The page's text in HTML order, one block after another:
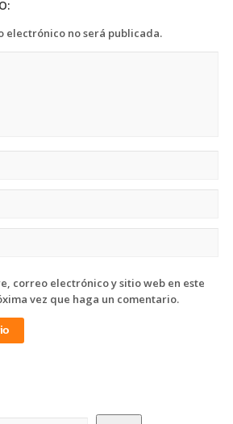
electrónico no será publicada.
correo electrónico y sitio web en este
vez que haga un comentario.